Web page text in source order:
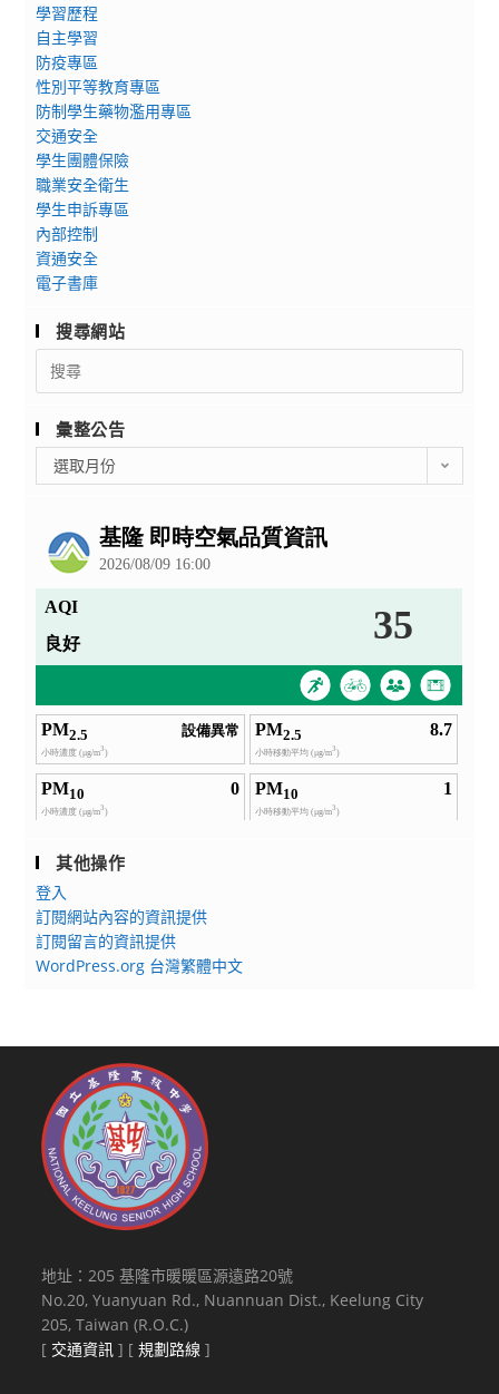
學習歷程
自主學習
防疫專區
性別平等教育專區
防制學生藥物濫用專區
交通安全
學生團體保險
職業安全衛生
學生申訴專區
內部控制
資通安全
電子書庫
搜尋網站
Search
for:
彙整公告
整
選取月份
其他操作
登入
訂閱網站內容的資訊提供
訂閱留言的資訊提供
WordPress.org 台灣繁體中文
地址：205 基隆市暖暖區源遠路20號
No.20, Yuanyuan Rd., Nuannuan Dist., Keelung City
205, Taiwan (R.O.C.)
[ 交通資訊 ] [規劃路線 ]